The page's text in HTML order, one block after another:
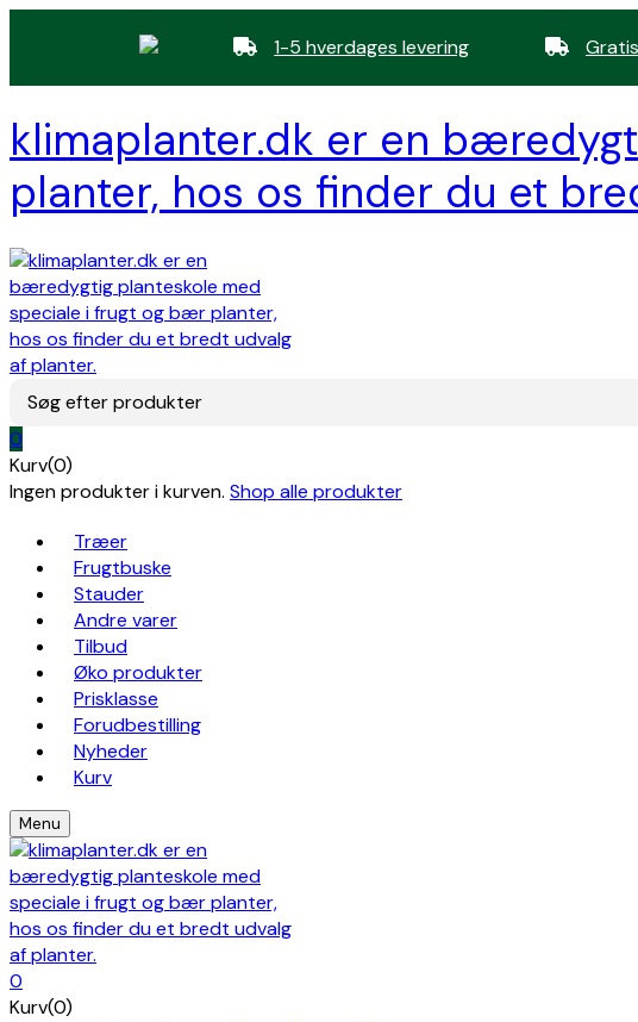
1-5 hverdages levering
klimaplanter.dk er en
planter, hos os finder du et
Søg efter produkter
0
Kurv(0)
Ingen produkter i kurven. Shop alle produkter
Træer
Frugtbuske
Stauder
Andre varer
Tilbud
Øko produkter
Prisklasse
Forudbestilling
Nyheder
Kurv
Menu
0
Kurv(0)